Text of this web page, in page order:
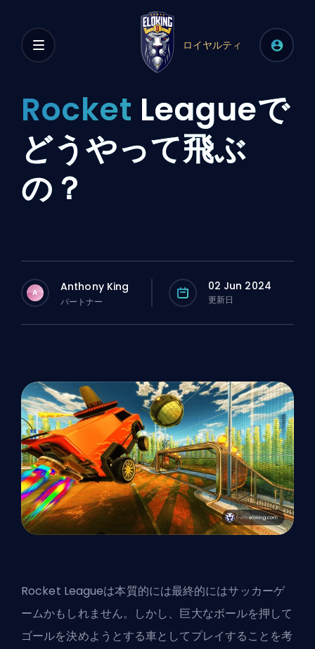
ロイヤルティ
Rocket Leagueで
どうやって飛ぶ
の？
A Anthony King
パートナー
02 Jun 2024
更新日
Rocket Leagueは本質的には最終的にはサッカーゲ
ームかもしれません。しかし、巨大なボールを押して
ゴールを決めようとする車としてプレイすることを考